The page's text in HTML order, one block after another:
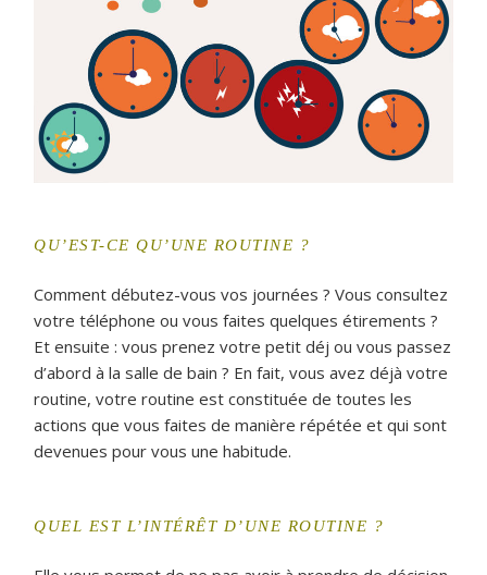
QU’EST-CE QU’UNE ROUTINE ?
Comment débutez-vous vos journées ? Vous consultez
votre téléphone ou vous faites quelques étirements ?
Et ensuite : vous prenez votre petit déj ou vous passez
d’abord à la salle de bain ? En fait, vous avez déjà votre
routine, votre routine est constituée de toutes les
actions que vous faites de manière répétée et qui sont
devenues pour vous une habitude.
QUEL EST L’INTÉRÊT D’UNE ROUTINE ?